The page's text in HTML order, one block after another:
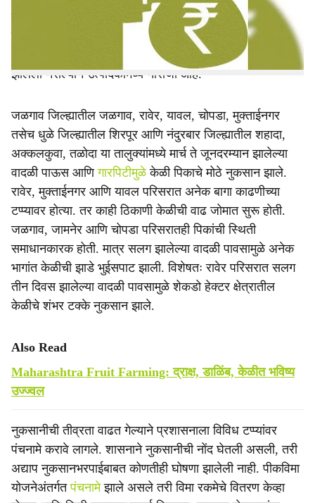
प्रमाणात नुकसान झाले असून, एकूण हानी २५० ते २६० कोटी
रुपयांपेक्षा अधिक असल्याचा अंदाज व्यक्त केला जात आहे. मात्र
अद्याप शासनाकडून भरीव मदतीबाबत कोणतीही ठोस कार्यवाही
झालेली नसल्याने उत्पादकांमध्ये नाराजी आहे.
जळगाव जिल्ह्यातील जळगाव, रावेर, यावल, चोपडा, मुक्ताईनगर
तसेच धुळे जिल्ह्यातील शिरपूर आणि नंदुरबार जिल्ह्यातील शहादा,
अक्कलकुवा, तळोदा या तालुक्यांमध्ये मार्च ते जूनदरम्यान झालेल्या
वादळी पाऊस आणिगारपिटीमुळेकेळी पिकाचे मोठे नुकसान झाले.
रावेर, मुक्ताईनगर आणि यावल परिसरात अनेक बागा काढणीच्या
टप्प्यावर होत्या. तर काही ठिकाणी केळीची वाढ जोमात सुरू होती.
जळगाव, जामनेर आणि चोपडा परिसरातही पिकांची स्थिती
समाधानकारक होती. मात्र सलग झालेल्या वादळी पावसामुळे अनेक
भागांत केळीची झाडे भुईसपाट झाली. विशेषतः रावेर परिसरात सलग
तीन दिवस झालेल्या वादळी पावसामुळे शेकडो हेक्टर क्षेत्रातील
केळीचे शंभर टक्के नुकसान झाले.
Also Read
Maharashtra Fruit Farming: द्राक्ष, डाळिंब, केळीत भविष्य
उज्ज्वल
नुकसानीची तीव्रता वाढत गेल्याने प्रशासनाला विविध टप्प्यांवर
पंचनामे करावे लागले. शासनाने नुकसानीची नोंद घेतली असली, तरी
अद्याप नुकसानभरपाईबाबत कोणतीही घोषणा झालेली नाही. पीकविमा
योजनेअंतर्गतपंचनामेझाले असले तरी विमा रकमेचे वितरण केव्हा